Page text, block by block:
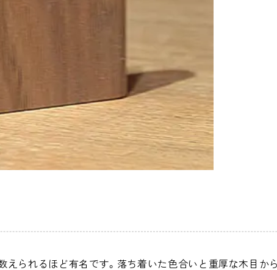
られるほど有名です。落ち着いた色合いと重厚な木目か